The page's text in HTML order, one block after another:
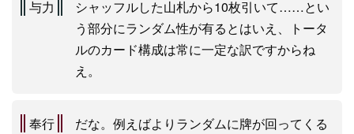
与力
シャッフルした山札から10枚引いて……とい
う部分にランダム性が有るとはいえ、トータ
ルのカード構成は常に一定な訳ですからね
え。
奉行
だな。例えばよりランダムに牌が回ってくる